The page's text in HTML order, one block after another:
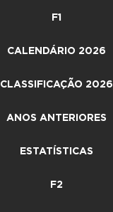
F1
CALENDÁRIO 2026
CLASSIFICAÇÃO 2026
ANOS ANTERIORES
ESTATÍSTICAS
F2